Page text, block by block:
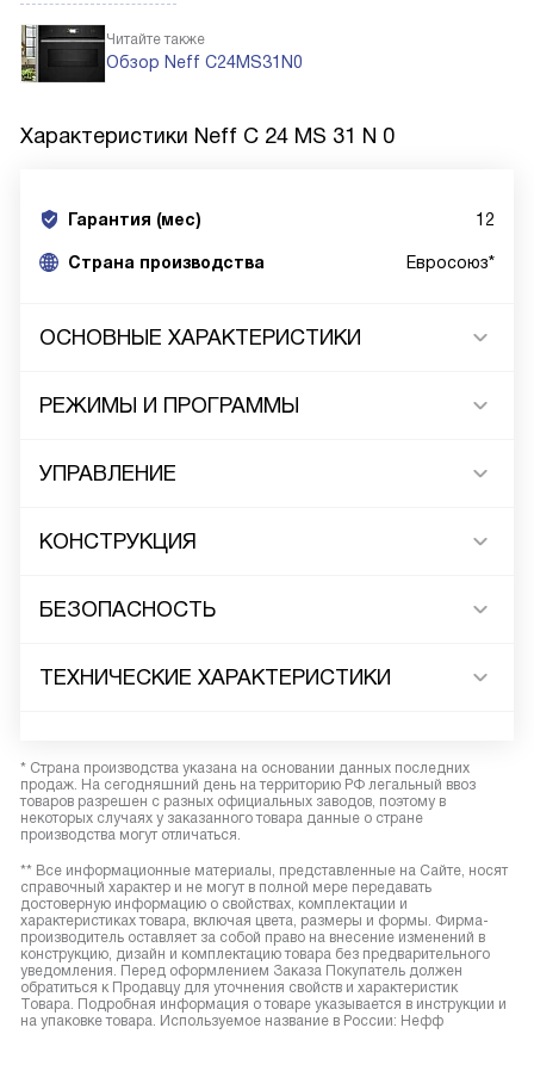
Читайте также
Обзор Neff C24MS31N0
Характеристики Neff C 24 MS 31 N 0
Гарантия (мес) 12
Страна производства Евросоюз*
ОСНОВНЫЕ ХАРАКТЕРИСТИКИ
РЕЖИМЫ И ПРОГРАММЫ
УПРАВЛЕНИЕ
КОНСТРУКЦИЯ
БЕЗОПАСНОСТЬ
ТЕХНИЧЕСКИЕ ХАРАКТЕРИСТИКИ
* Страна производства указана на основании данных последних
продаж. На сегодняшний день на территорию РФ легальный ввоз
товаров разрешен с разных официальных заводов, поэтому в
некоторых случаях у заказанного товара данные о стране
производства могут отличаться.
** Все информационные материалы, представленные на Сайте, носят
справочный характер и не могут в полной мере передавать
достоверную информацию о свойствах, комплектации и
характеристиках товара, включая цвета, размеры и формы. Фирма-
производитель оставляет за собой право на внесение изменений в
конструкцию, дизайн и комплектацию товара без предварительного
уведомления. Перед оформлением Заказа Покупатель должен
обратиться к Продавцу для уточнения свойств и характеристик
Товара. Подробная информация о товаре указывается в инструкции и
на упаковке товара. Используемое название в России: Нефф